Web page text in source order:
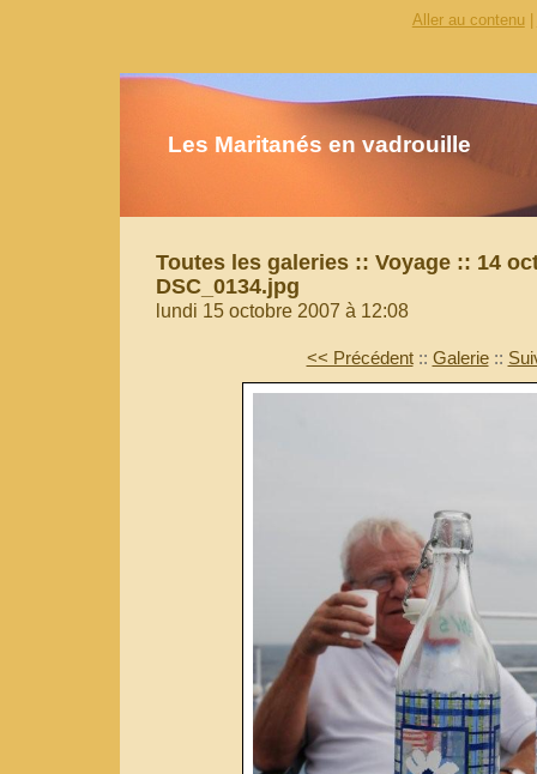
Les Maritanés en vadrouille
Aller au contenu
Toutes les galeries :: Voyage :: 14
DSC_0134.jpg
lundi 15 octobre 2007 à 12:08
<< Précédent :: Galerie ::